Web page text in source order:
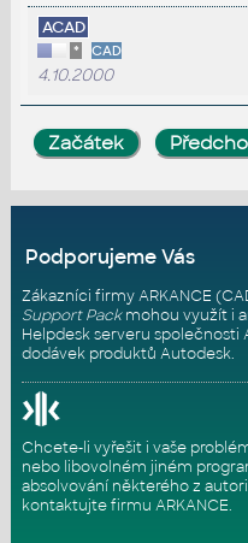
ACAD
* CAD
4.10.2000
Podporujeme Vás
Zákazníci firmy ARKANCE
Support Packmohou využít i
Helpdesk serveru společnosti
dodávek produktů Autodesk.
Chcete-li vyřešit i vaše
nebo libovolném jiném
absolvování některého z
kontaktujte firmu ARKANCE.